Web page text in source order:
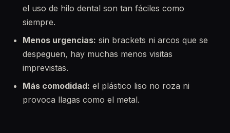
el uso de hilo dental son tan fáciles como
siempre.
Menos urgencias: sin brackets ni arcos que se
despeguen, hay muchas menos visitas
imprevistas.
Más comodidad: el plástico liso no roza ni
provoca llagas como el metal.